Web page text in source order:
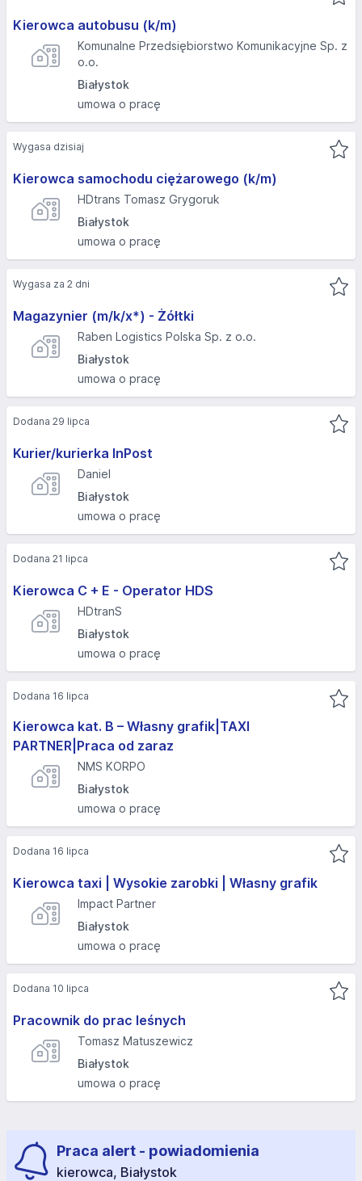
Kierowca autobusu (k/m)
Komunalne Przedsiębiorstwo Komunikacyjne Sp. z
o.o.
Białystok
umowa o pracę
Kierowca samochodu ciężarowego (k/m)
HDtrans Tomasz Grygoruk
Białystok
umowa o pracę
Wygasa dzisiaj
Magazynier (m/k/x*) - Żółtki
Raben Logistics Polska Sp. z o.o.
Białystok
umowa o pracę
Wygasa za 2 dni
Kurier/kurierka InPost
Daniel
Białystok
umowa o pracę
Dodana 29 lipca
Kierowca C + E - Operator HDS
HDtranS
Białystok
umowa o pracę
Dodana 21 lipca
Kierowca kat. B – Własny grafik|TAXI
PARTNER|Praca od zaraz
NMS KORPO
Białystok
umowa o pracę
Dodana 16 lipca
Kierowca taxi | Wysokie zarobki | Własny grafik
Impact Partner
Białystok
umowa o pracę
Dodana 16 lipca
Pracownik do prac leśnych
Tomasz Matuszewicz
Białystok
umowa o pracę
Dodana 10 lipca
Praca alert - powiadomienia
kierowca, Białystok